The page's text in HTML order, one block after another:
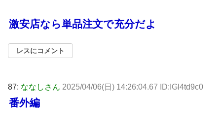
激安店なら単品注文で充分だよ
レスにコメント
87: ななしさん 2025/04/06(日) 14:26:04.67 ID:IGl4td9c0
番外編